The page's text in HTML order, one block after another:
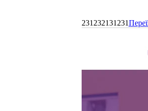
231232131231